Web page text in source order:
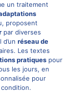
un traitement
proposent
par diverses
réseau de
Les textes
pratiquespour
les jours, en
pour